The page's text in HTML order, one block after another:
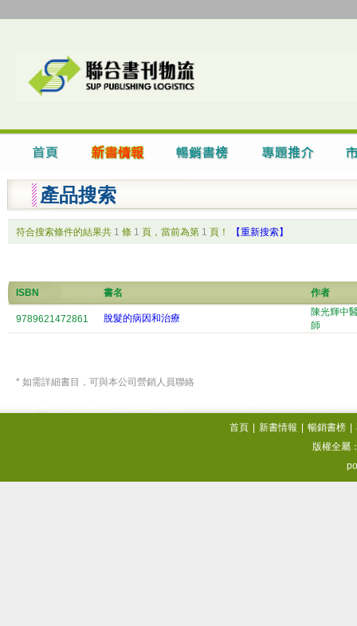
產品搜索
符合搜索條件的結果共 1 條 1 頁，當前為第 1 頁！ 【重新搜索】
ISBN 書名 作者
9789621472861 脫髮的病因和治療
陳光輝中
師
* 如需詳細書目，可與本公司營銷人員聯絡
首頁 新書情報 暢銷書榜
版權全屬